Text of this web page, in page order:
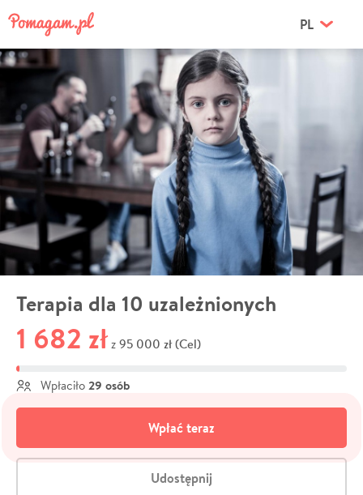
PL
Terapia dla 10 uzależnionych
1 682 zł z 95 000 zł (Cel)
Wpłaciło 29 osób
Wpłać teraz
Udostępnij